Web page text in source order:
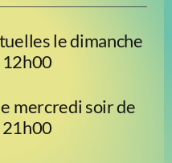
le dimanche
mercredi soir de